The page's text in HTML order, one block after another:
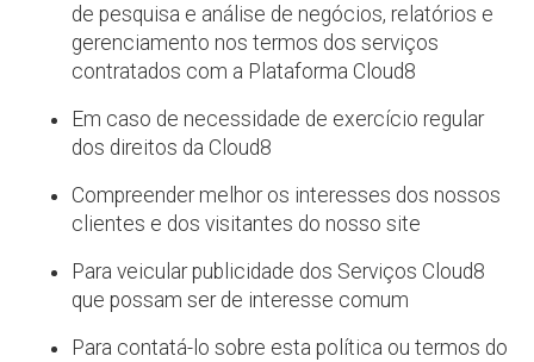
de pesquisa e análise de negócios, relatórios e
gerenciamento nos termos dos serviços
contratados com a Plataforma Cloud8
Em caso de necessidade de exercício regular
dos direitos da Cloud8
Compreender melhor os interesses dos nossos
clientes e dos visitantes do nosso site
Para veicular publicidade dos Serviços Cloud8
que possam ser de interesse comum
Para contatá-lo sobre esta política ou termos do